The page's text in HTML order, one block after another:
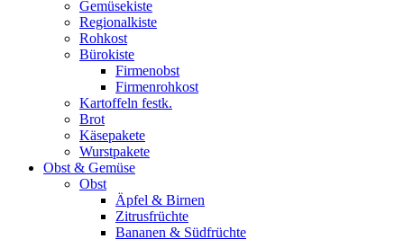
Gemüsekiste
Regionalkiste
Rohkost
Bürokiste
Firmenobst
Firmenrohkost
Kartoffeln festk.
Brot
Käsepakete
Wurstpakete
Obst & Gemüse
Obst
Äpfel & Birnen
Zitrusfrüchte
Bananen & Südfrüchte